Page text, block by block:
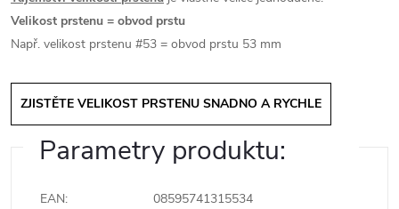
Velikost prstenu = obvod prstu
Např. velikost prstenu #53 = obvod prstu 53 mm
ZJISTĚTE VELIKOST PRSTENU SNADNO A RYCHLE
Parametry produktu:
EAN:
08595741315534